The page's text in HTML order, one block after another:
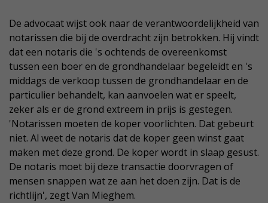
De advocaat wijst ook naar de verantwoordelijkheid van
notarissen die bij de overdracht zijn betrokken. Hij vindt
dat een notaris die 's ochtends de overeenkomst
tussen een boer en de grondhandelaar begeleidt en 's
middags de verkoop tussen de grondhandelaar en de
particulier behandelt, kan aanvoelen wat er speelt,
zeker als er de grond extreem in prijs is gestegen.
'Notarissen moeten de koper voorlichten. Dat gebeurt
niet. Al weet de notaris dat de koper geen winst gaat
maken met deze grond. De koper wordt in slaap gesust.
De notaris moet bij deze transactie doorvragen of
mensen snappen wat ze aan het doen zijn. Dat is de
richtlijn', zegt Van Mieghem.